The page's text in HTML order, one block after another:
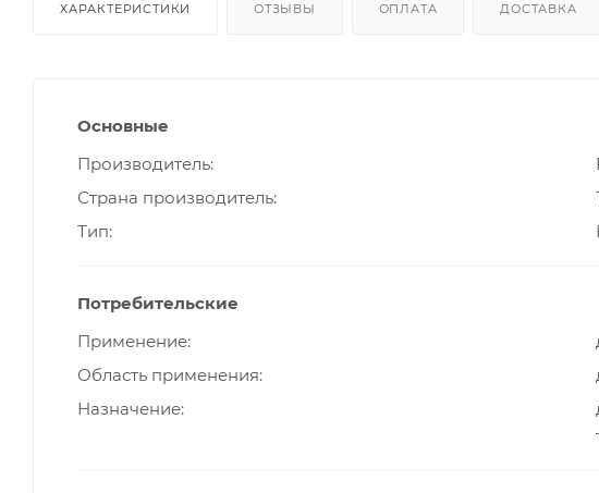
ХАРАКТЕРИСТИКИ ОТЗЫВЫ ОПЛАТА ДОСТАВКА
Основные
Производитель
Страна производитель
Тип
Потребительские
Применение
Область применения
Назначение